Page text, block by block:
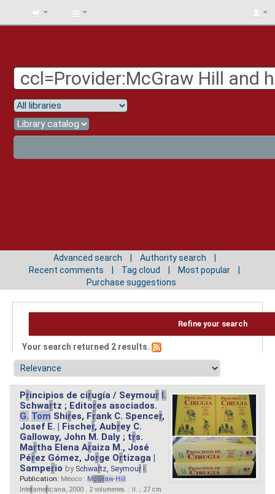
BIBLIOTECA
Advanced search
Authority search
Recent comments
Tag cloud
Most popular
Purchase suggestions
Refine your search
Your search returned 2 results.
Principios de cirugía / Seymour I.
Schwartz ; Editores asociados.
G. Tom Shires, Frank C. Spencer,
Josef E. | Fischer, Aubrey C.
Galloway, John M. Daly ; trs.
Martha Elena Araiza M., José
Pérez Gómez, Jorge Ortizaga |
Samperio by Schwartz, Seymour I.
Publication: México : McGraw-Hill
Interamericana, 2000 . 2 volumenes. : il. ; 27 cm.